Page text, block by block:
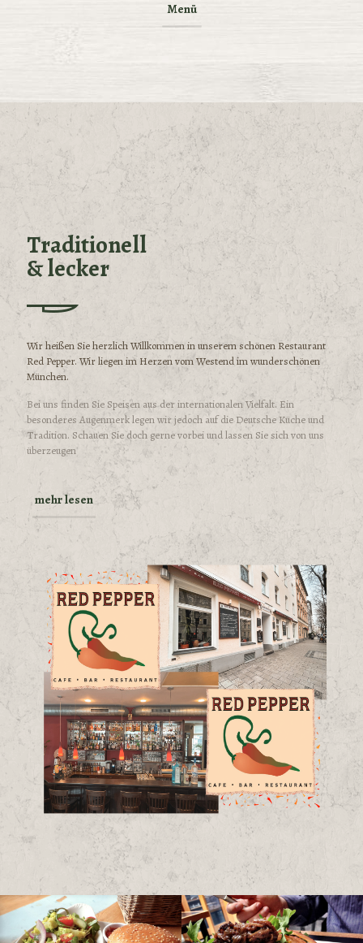
Menü
Traditionell
& lecker
Wir heißen Sie herzlich Willkommen in unserem schönen Restaurant
Red Pepper. Wir liegen im Herzen vom Westend im wunderschönen
München.
Bei uns finden Sie Speisen aus der internationalen Vielfalt. Ein
besonderes Augenmerk legen wir jedoch auf die Deutsche Küche und
Tradition. Schauen Sie doch gerne vorbei und lassen Sie sich von uns
überzeugen
mehr lesen